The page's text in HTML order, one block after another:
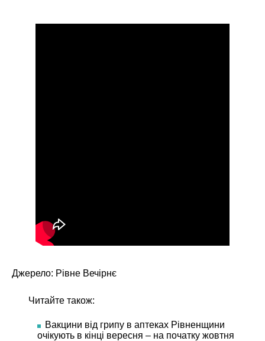
Джерело: Рівне Вечірнє
Читайте також:
Вакцини від грипу в аптеках Рівненщини
очікують в кінці вересня – на початку жовтня